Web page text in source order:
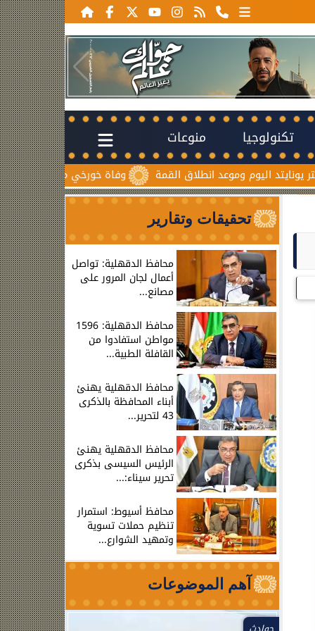
تكنولوجيا منوعات
وفاة خورخي ميسي والد نجم الأرجنتين بعد انطلاق القمة
تحقيقات وتقارير
محافظ الدقهلية: تواصل
أعمال لجان المرور على
مصانع...
محافظ الدقهلية: 1596
مواطن استفادوا من
القافلة الطبية...
محافظ الدقهلية يهنئ
أبناء المحافظة بالذكرى
43 لتحرير...
محافظ الدقهلية يهنئ
الرئيس السيسى بذكرى
تحرير سيناء:...
محافظ أسيوط: استمرار
تنظيم حملات تسوية
وتمهيد الشوارع...
آهم الموضوعات